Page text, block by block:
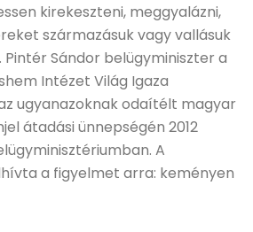
kirekeszteni, meggyalázni,
származásuk vagy vallásuk
Sándor belügyminiszter a
Intézet Világ Igaza
ugyanazoknak odaítélt magyar
átadási ünnepségén 2012
A
a figyelmet arra: keményen